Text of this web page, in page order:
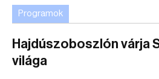
Programok
Hajdúszoboszlón várja
világa